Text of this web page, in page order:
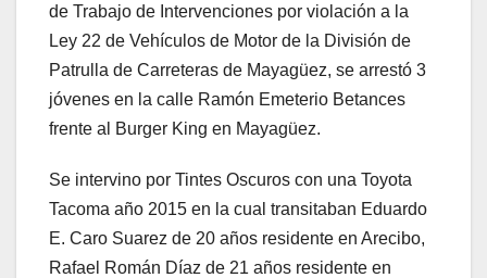
de Trabajo de Intervenciones por violación a la
Ley 22 de Vehículos de Motor de la División de
Patrulla de Carreteras de Mayagüez, se arrestó 3
jóvenes en la calle Ramón Emeterio Betances
frente al Burger King en Mayagüez.
Se intervino por Tintes Oscuros con una Toyota
Tacoma año 2015 en la cual transitaban Eduardo
E. Caro Suarez de 20 años residente en Arecibo,
Rafael Román Díaz de 21 años residente en